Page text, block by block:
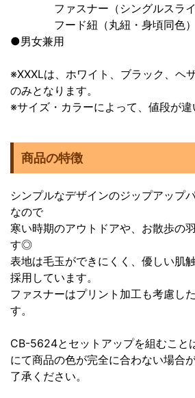
ファスナー（シングルスライ
フード紐（丸紐・身頃同色）
●男女兼用
※XXXLは、ホワイト、ブラック、ヘ
のみとなります。
※サイズ・カラーによって、値段が違
商品の特徴
シンプルなデザインのジップアップ
なので
寒い時期のアウトドアや、お散歩の
す◎
表地は毛玉ができにくく、優しい肌
採用しています。
ファスナーはプリント加工も考慮し
す。
CB-5624とセットアップを組むこと
にて商品の色が完全に合わない場合
了承ください。